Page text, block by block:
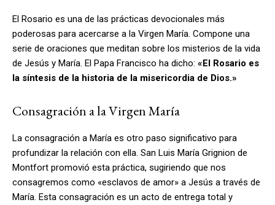
El Rosario es una de las prácticas devocionales más
poderosas para acercarse a la Virgen María. Compone una
serie de oraciones que meditan sobre los misterios de la vida
de Jesús y María. El Papa Francisco ha dicho: «El Rosario es
la síntesis de la historia de la misericordia de Dios.»
Consagración a la Virgen María
La consagración a María es otro paso significativo para
profundizar la relación con ella. San Luis María Grignion de
Montfort promovió esta práctica, sugiriendo que nos
consagremos como «esclavos de amor» a Jesús a través de
María. Esta consagración es un acto de entrega total y